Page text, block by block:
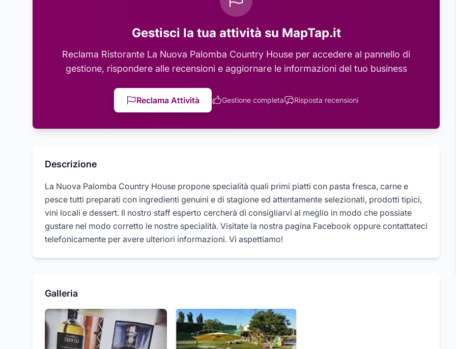
Gestisci la tua attività su MapTap.it
Reclama Ristorante La Nuova Palomba Country House per accedere al pannello di
gestione, rispondere alle recensioni e aggiornare le informazioni del tuo business
Reclama Attività Gestione completa Risposta recensioni
Descrizione
La Nuova Palomba Country House propone specialità quali primi piatti con pasta fresca, carne e
pesce tutti preparati con ingredienti genuini e di stagione ed attentamente selezionati, prodotti tipici,
vini locali e dessert. Il nostro staff esperto cercherà di consigliarvi al meglio in modo che possiate
gustare nel modo corretto le nostre specialità. Visitate la nostra pagina Facebook oppure contattateci
telefonicamente per avere ulteriori informazioni. Vi aspettiamo!
Galleria